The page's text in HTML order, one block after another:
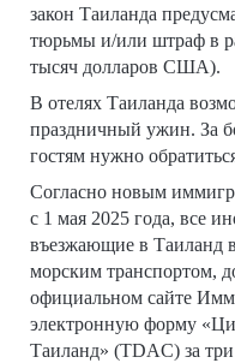
закон Таиланда
тюрьмы и/или штраф в
тысяч долларов США).
В отелях Таиланда
праздничный ужин. За
гостям нужно
Согласно новым
с 1 мая 2025 года, все
въезжающие в Таиланд
морским транспортом,
официальном сайте
электронную форму
Таиланд» (TDAC) за